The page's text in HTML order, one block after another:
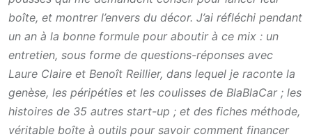
boîte, et montrer l’envers du décor. J’ai réfléchi pendant
un an à la bonne formule pour aboutir à ce mix : un
entretien, sous forme de questions-réponses avec
Laure Claire et Benoît Reillier, dans lequel je raconte la
genèse, les péripéties et les coulisses de BlaBlaCar ; les
histoires de 35 autres start-up ; et des fiches méthode,
véritable boîte à outils pour savoir comment financer